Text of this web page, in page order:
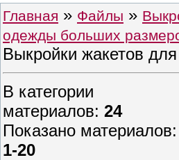
Главная » Файлы »
одежды больших
Выкройки жакетов
В категории
материалов: 24
Показано материалов:
1-20